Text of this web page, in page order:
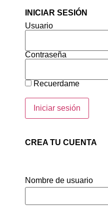
INICIAR SESIÓN
Usuario
Contraseña
Recuerdame
CREA TU CUENTA
Nombre de usuario